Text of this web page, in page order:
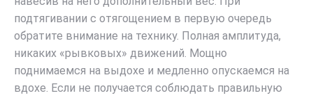
подтягивании с отягощением в первую очередь
обратите внимание на технику. Полная амплитуда,
никаких «рывковых» движений. Мощно
поднимаемся на выдохе и медленно опускаемся на
вдохе. Если не получается соблюдать правильную